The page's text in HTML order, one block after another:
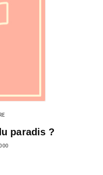
paradis ?